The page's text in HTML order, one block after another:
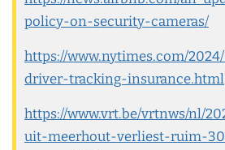
policy-on-security-cameras/
https://www.nytimes.com/
driver-tracking-insurance.html
https://www.vrt.be/vrtnws/nl/
uit-meerhout-verliest-ruim-